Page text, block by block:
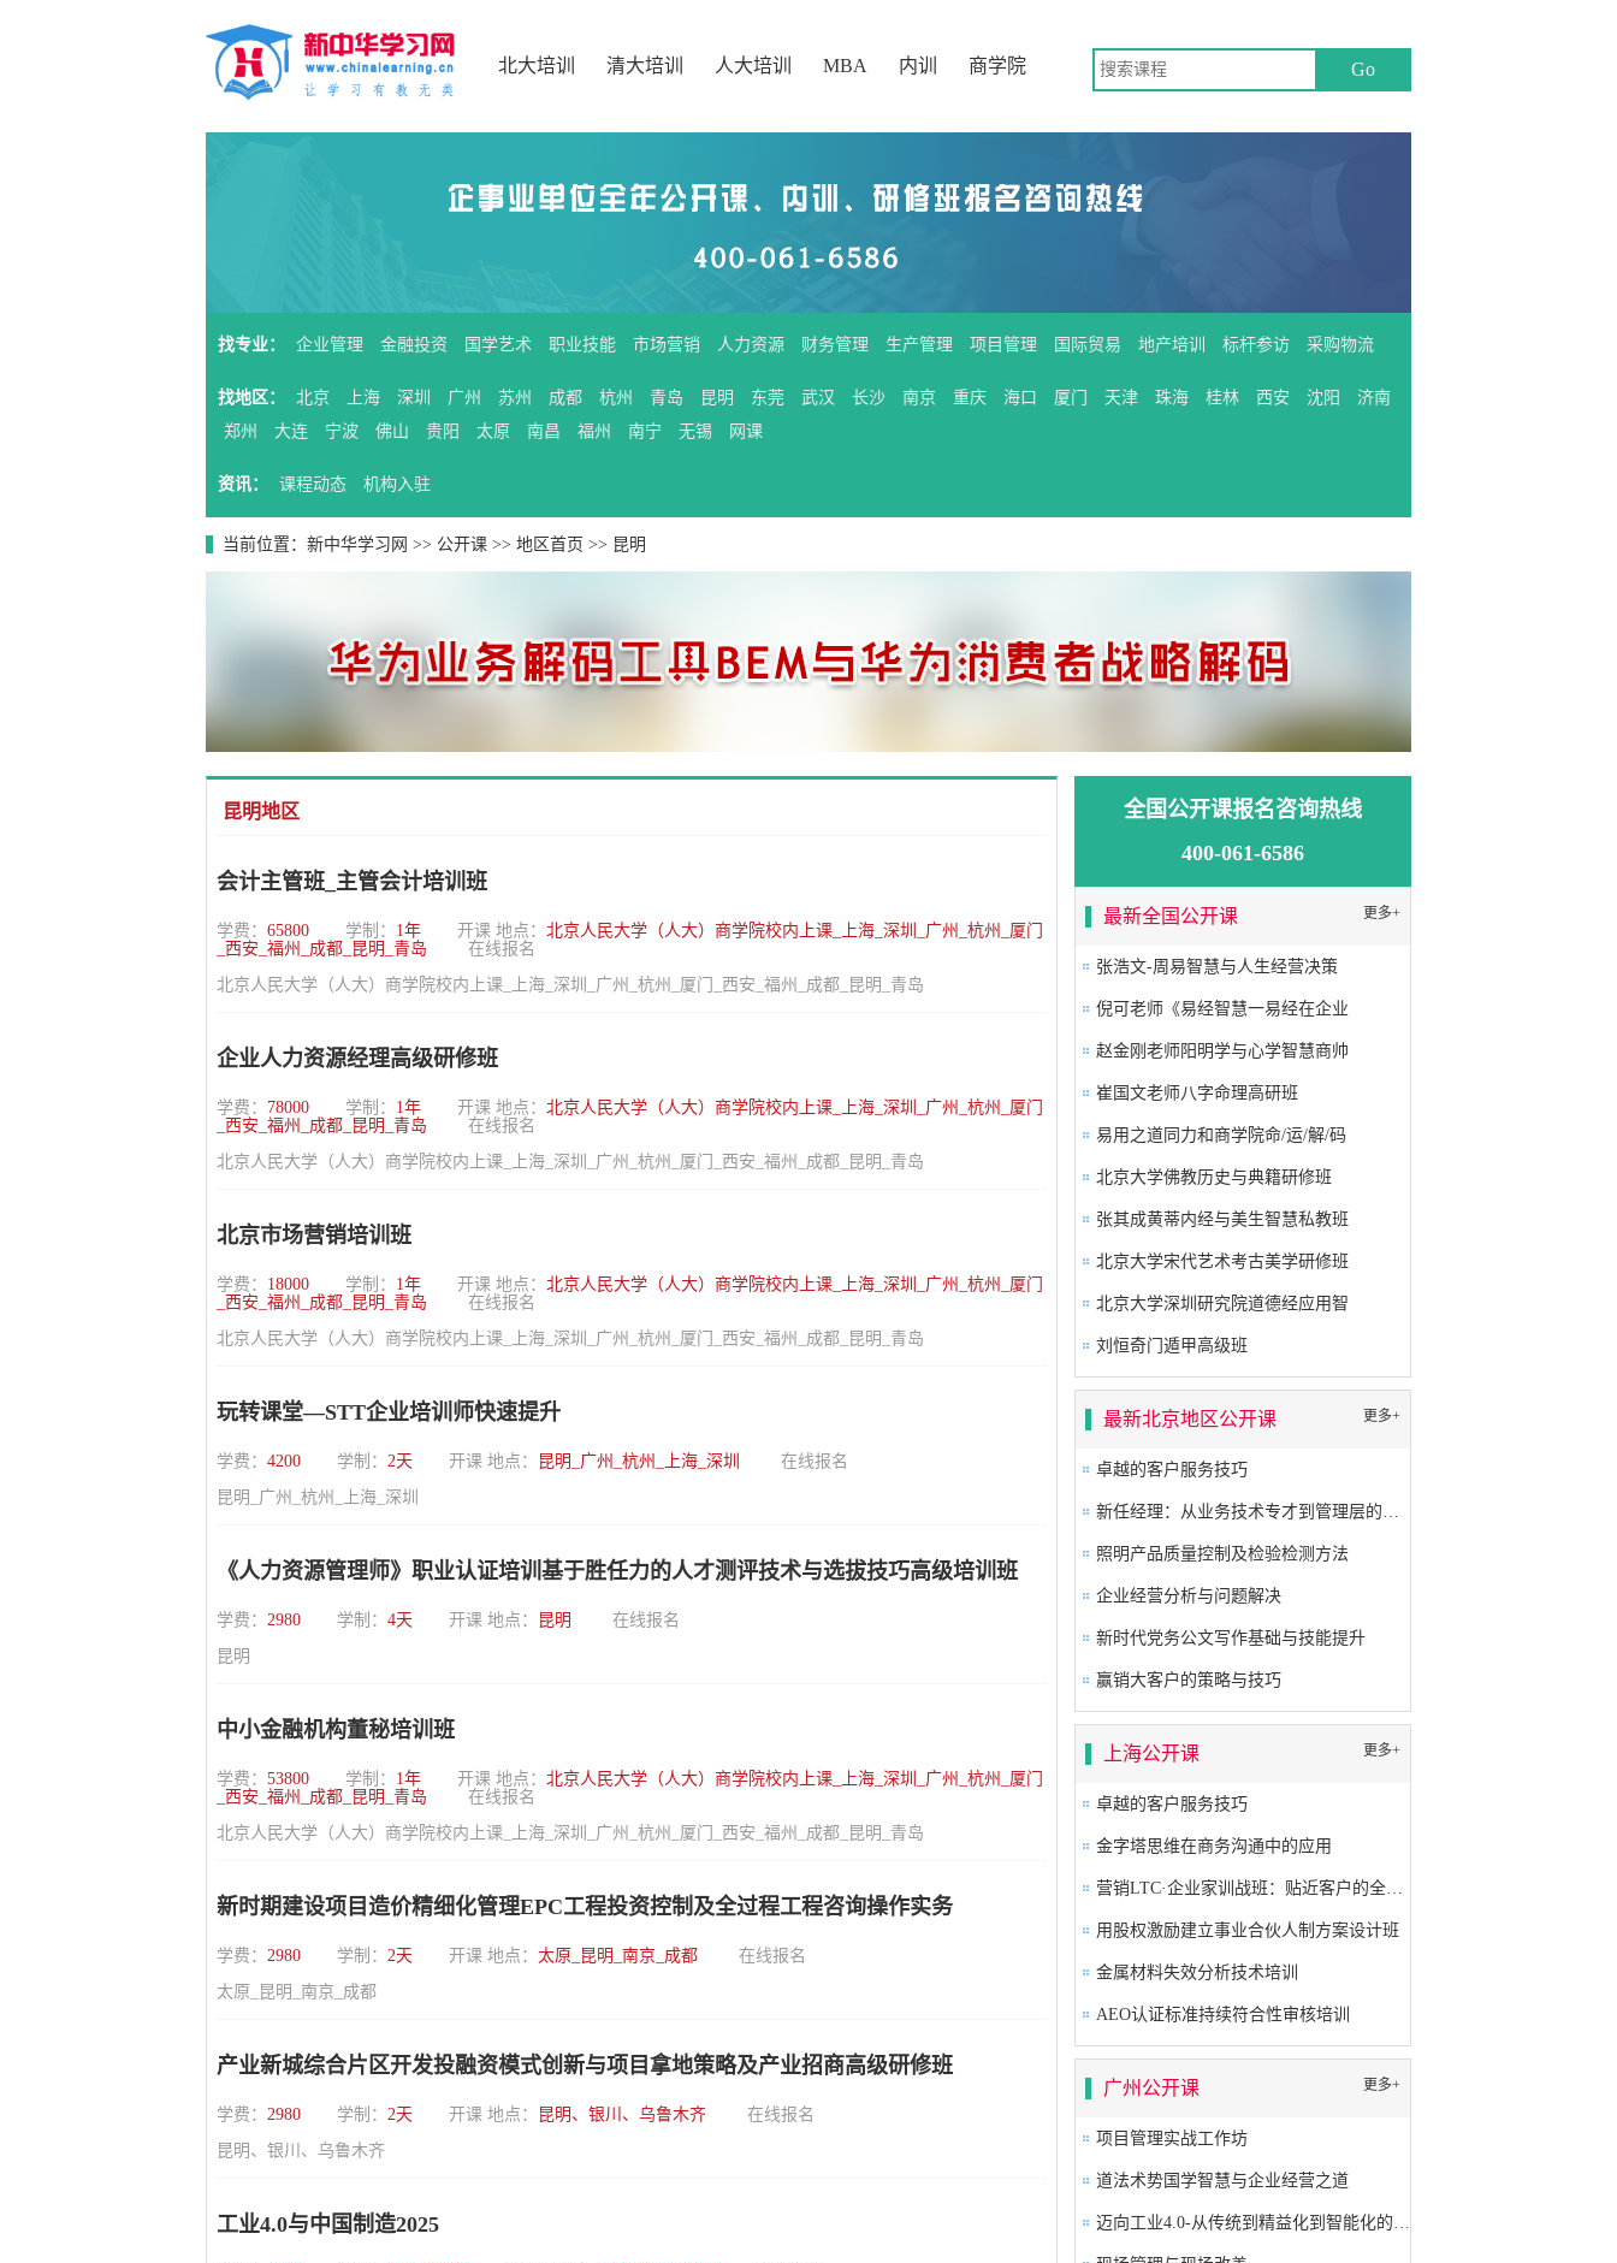
北大培训 清大培训 人大培训 MBA 内训 商学院
找专业： 企业管理 金融投资 国学艺术 职业技能 市场营销 人力资源 财务管理 生产管理 项目管理 国际贸易 地产培训 标杆参访 采购物流
找地区： 北京 上海 深圳 广州 苏州 成都 杭州 青岛 昆明 东莞 武汉 长沙 南京 重庆 海口 厦门 天津 珠海 桂林 西安 沈阳
济南
郑州
大连 宁波 佛山 贵阳 太原 南昌 福州 南宁 无锡 网课
资讯： 课程动态 机构入驻
当前位置： 新中华学习网 >> 公开课 >> 地区首页 >> 昆明
昆明地区
会计主管班_主管会计培训班
学费： 65800 学制： 1年 开课 地点： 北京人民大学（人大）商学院校内上课_上海_深圳_广州_杭州_厦门
_西安_福州_成都_昆明_青岛
在线报名
北京人民大学（人大）商学院校内上课_上海_深圳_广州_杭州_厦门_西安_福州_成都_昆明_青岛
企业人力资源经理高级研修班
学费： 78000 学制： 1年 开课 地点： 北京人民大学（人大）商学院校内上课_上海_深圳_广州_杭州_厦门
_西安_福州_成都_昆明_青岛
在线报名
北京人民大学（人大）商学院校内上课_上海_深圳_广州_杭州_厦门_西安_福州_成都_昆明_青岛
北京市场营销培训班
学费： 18000 学制： 1年 开课 地点： 北京人民大学（人大）商学院校内上课_上海_深圳_广州_杭州_厦门
_西安_福州_成都_昆明_青岛
在线报名
北京人民大学（人大）商学院校内上课_上海_深圳_广州_杭州_厦门_西安_福州_成都_昆明_青岛
玩转课堂—STT企业培训师快速提升
学费： 4200 学制： 2天 开课 地点： 昆明_广州_杭州_上海_深圳
在线报名
昆明_广州_杭州_上海_深圳
《人力资源管理师》职业认证培训基于胜任力的人才测评技术与选拔技巧高级培训班
学费： 2980 学制： 4天 开课 地点： 昆明
在线报名
昆明
中小金融机构董秘培训班
学费： 53800 学制： 1年 开课 地点： 北京人民大学（人大）商学院校内上课_上海_深圳_广州_杭州_厦门
_西安_福州_成都_昆明_青岛
在线报名
北京人民大学（人大）商学院校内上课_上海_深圳_广州_杭州_厦门_西安_福州_成都_昆明_青岛
新时期建设项目造价精细化管理EPC工程投资控制及全过程工程咨询操作实务
学费： 2980 学制： 2天 开课 地点： 太原_昆明_南京_成都
在线报名
太原_昆明_南京_成都
产业新城综合片区开发投融资模式创新与项目拿地策略及产业招商高级研修班
学费： 2980 学制： 2天 开课 地点： 昆明、银川、乌鲁木齐
在线报名
昆明、银川、乌鲁木齐
工业4.0与中国制造2025
全国公开课报名咨询热线
400-061-6586
最新全国公开课 更多+
张浩文-周易智慧与人生经营决策
倪可老师《易经智慧一易经在企业
赵金刚老师阳明学与心学智慧商帅
崔国文老师八字命理高研班
易用之道同力和商学院命/运/解/码
北京大学佛教历史与典籍研修班
张其成黄蒂内经与美生智慧私教班
北京大学宋代艺术考古美学研修班
北京大学深圳研究院道德经应用智
刘恒奇门遁甲高级班
最新北京地区公开课 更多+
卓越的客户服务技巧
新任经理：从业务技术专才到管理层的角色转换及提升
照明产品质量控制及检验检测方法
企业经营分析与问题解决
新时代党务公文写作基础与技能提升
赢销大客户的策略与技巧
上海公开课 更多+
卓越的客户服务技巧
金字塔思维在商务沟通中的应用
营销LTC·企业家训战班：贴近客户的全流程营销成功之道
用股权激励建立事业合伙人制方案设计班
金属材料失效分析技术培训
AEO认证标准持续符合性审核培训
广州公开课 更多+
项目管理实战工作坊
道法术势国学智慧与企业经营之道
迈向工业4.0-从传统到精益化到智能化的卓越生产系统构建